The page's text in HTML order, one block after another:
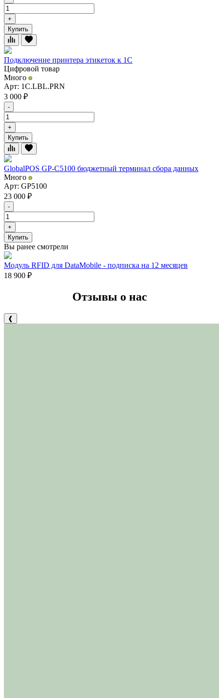
+
Купить
Подключение принтера этикеток к 1С
Цифровой товар
Много
Арт: 1C.LBL.PRN
3 000 ₽
-
+
Купить
GlobalPOS GP-C5100 бюджетный терминал сбора данных
Много
Арт: GP5100
23 000 ₽
-
+
Купить
Вы ранее смотрели
Модуль RFID для DataMobile - подписка на 12 месяцев
18 900 ₽
Отзывы о нас
❰